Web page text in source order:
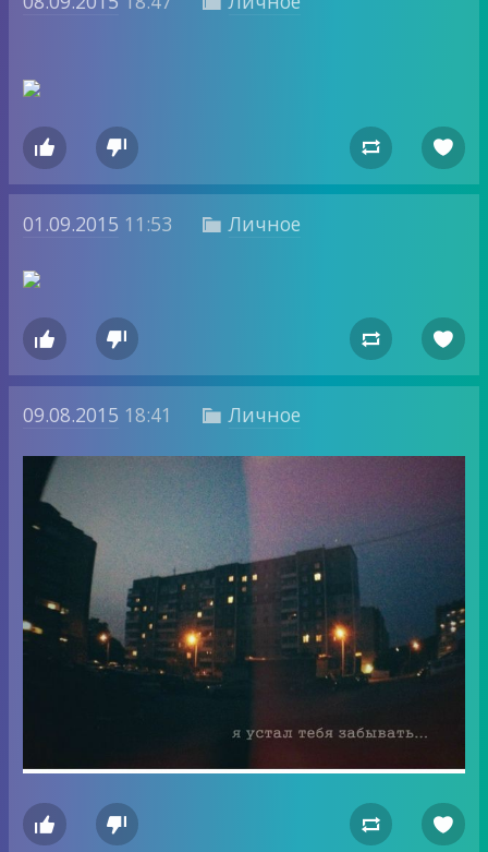
   
01.09.2015 11:53  Личное
   
09.08.2015 18:41  Личное
   